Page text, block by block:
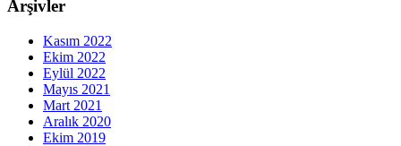
Arşivler
Kasım 2022
Ekim 2022
Eylül 2022
Mayıs 2021
Mart 2021
Aralık 2020
Ekim 2019